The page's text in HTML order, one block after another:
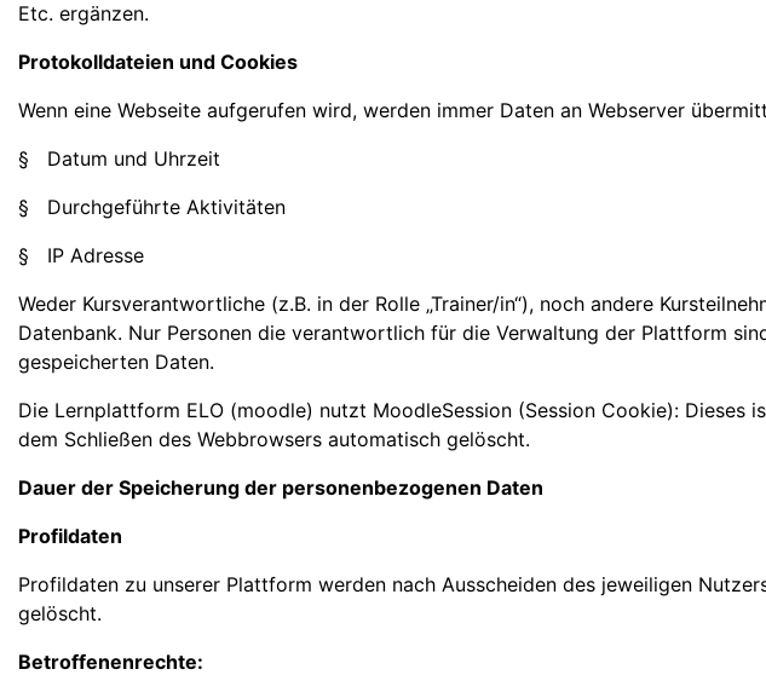
Etc. ergänzen.
Protokolldateien und Cookies
Wenn eine Webseite aufgerufen wird, werden immer Daten an Webserver
§ Datum und Uhrzeit
§ Durchgeführte Aktivitäten
§ IP Adresse
Weder Kursverantwortliche (z.B. in der Rolle „Trainer/in“), noch andere
Datenbank. Nur Personen die verantwortlich für die Verwaltung der Plattform
gespeicherten Daten.
Die Lernplattform ELO (moodle) nutzt MoodleSession (Session Cookie):
dem Schließen des Webbrowsers automatisch gelöscht.
Dauer der Speicherung der personenbezogenen Daten
Profildaten
Profildaten zu unserer Plattform werden nach Ausscheiden des jeweiligen
gelöscht.
Betroffenenrechte: